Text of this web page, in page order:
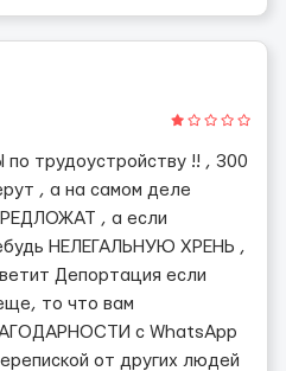
трудоустройству !! , 300
, а на самом деле
, а если
НЕЛЕГАЛЬНУЮ ХРЕНЬ ,
Депортация если
то что вам
с WhatsApp
от других людей